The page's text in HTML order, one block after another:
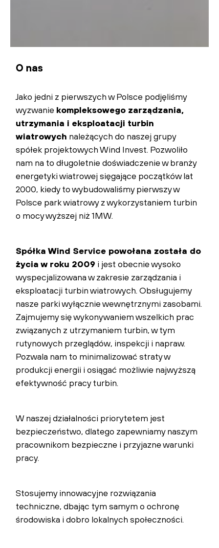
O nas
Jako jedni z pierwszych w Polsce podjęliśmy
wyzwanie kompleksowego zarządzania,
utrzymania i eksploatacji turbin
wiatrowych należących do naszej grupy
spółek projektowych Wind Invest. Pozwoliło
nam na to długoletnie doświadczenie w branży
energetyki wiatrowej sięgające początków lat
2000, kiedy to wybudowaliśmy pierwszy w
Polsce park wiatrowy z wykorzystaniem turbin
o mocy wyższej niż 1MW.
Spółka Wind Service powołana została do
życia w roku 2009 i jest obecnie wysoko
wyspecjalizowana w zakresie zarządzania i
eksploatacji turbin wiatrowych. Obsługujemy
nasze parki wyłącznie wewnętrznymi zasobami.
Zajmujemy się wykonywaniem wszelkich prac
związanych z utrzymaniem turbin, w tym
rutynowych przeglądów, inspekcji i napraw.
Pozwala nam to minimalizować straty w
produkcji energii i osiągać możliwie najwyższą
efektywność pracy turbin.
W naszej działalności priorytetem jest
bezpieczeństwo, dlatego zapewniamy naszym
pracownikom bezpieczne i przyjazne warunki
pracy.
Stosujemy innowacyjne rozwiązania
techniczne, dbając tym samym o ochronę
środowiska i dobro lokalnych społeczności.